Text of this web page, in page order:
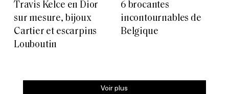
Travis Kelce en Dior
sur mesure, bijoux
Cartier et escarpins
Louboutin
6 brocantes
incontournables de
Belgique
Voir plus